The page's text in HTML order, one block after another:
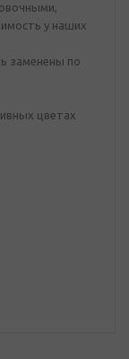
у наших
заменены по
цветах